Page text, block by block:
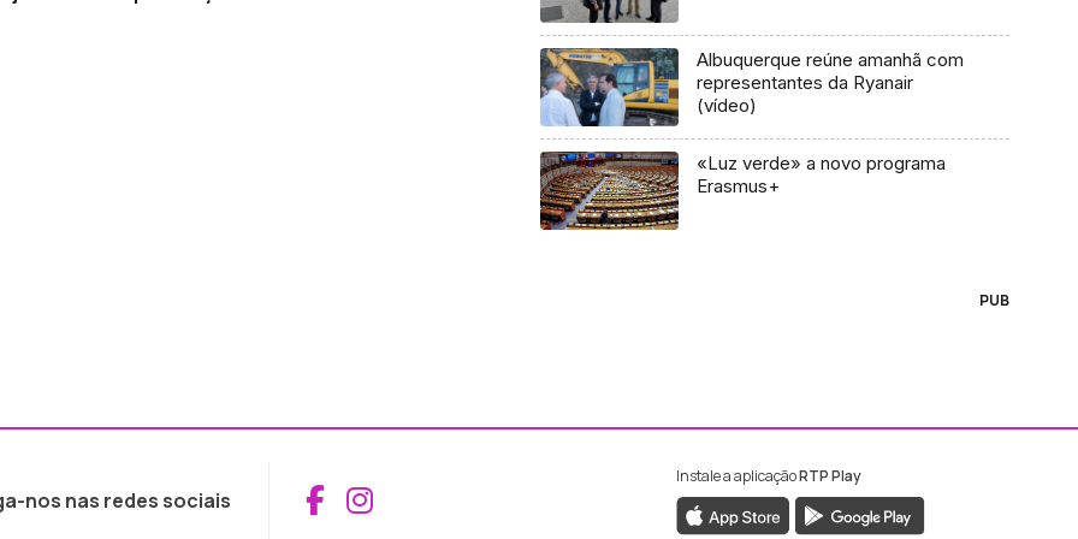
Albuquerque reúne amanhã com
representantes da Ryanair
(vídeo)
«Luz verde» a novo programa
Erasmus+
PUB
nos nas redes sociais Aceder ao Facebook da RTP Madeira
Aceder ao Instagram da RTP Madeira
Instale a aplicaçãoRTP Play